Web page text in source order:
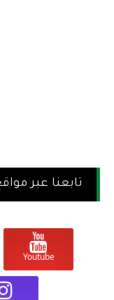
تابعنا عبر
Youtube